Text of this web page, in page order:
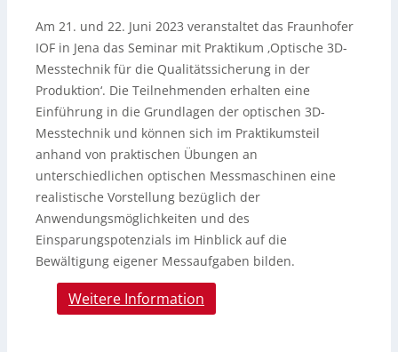
Am 21. und 22. Juni 2023 veranstaltet das Fraunhofer
IOF in Jena das Seminar mit Praktikum ‚Optische 3D-
Messtechnik für die Qualitätssicherung in der
Produktion‘. Die Teilnehmenden erhalten eine
Einführung in die Grundlagen der optischen 3D-
Messtechnik und können sich im Praktikumsteil
anhand von praktischen Übungen an
unterschiedlichen optischen Messmaschinen eine
realistische Vorstellung bezüglich der
Anwendungsmöglichkeiten und des
Einsparungspotenzials im Hinblick auf die
Bewältigung eigener Messaufgaben bilden.
Weitere Information